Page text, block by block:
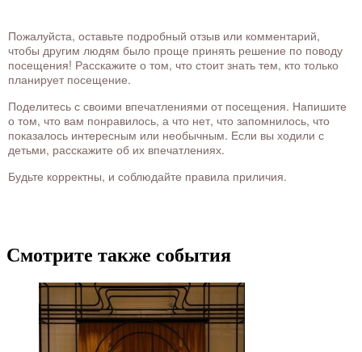
Пожалуйста, оставьте подробный отзыв или комментарий,
чтобы другим людям было проще принять решение по поводу
посещения! Расскажите о том, что стоит знать тем, кто только
планирует посещение.
Поделитесь с своими впечатлениями от посещения. Напишите
о том, что вам понравилось, а что нет, что запомнилось, что
показалось интересным или необычным. Если вы ходили с
детьми, расскажите об их впечатлениях.
Будьте корректны, и соблюдайте правила приличия.
Смотрите также события